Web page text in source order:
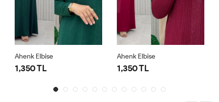
Ahenk Elbise
1,350 TL
Ahenk Elbise
1,350 TL